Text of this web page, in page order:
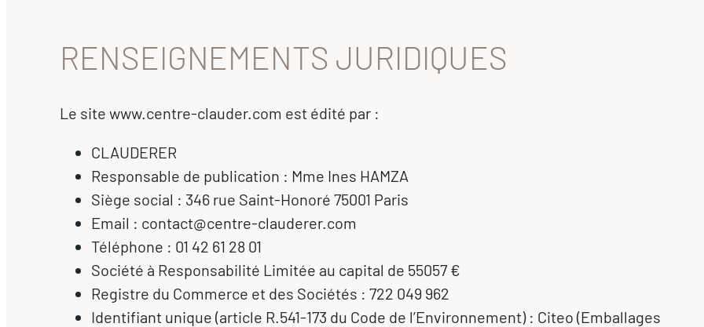
RENSEIGNEMENTS JURIDIQUES
Le site www.centre-clauder.com est édité par :
CLAUDERER
Responsable de publication : Mme Ines HAMZA
Siège social : 346 rue Saint-Honoré 75001 Paris
Email : contact@centre-clauderer.com
Téléphone : 01 42 61 28 01
Société à Responsabilité Limitée au capital de 55057 €
Registre du Commerce et des Sociétés : 722 049 962
Identifiant unique (article R.541-173 du Code de l’Environnement) : Citeo (Emballages